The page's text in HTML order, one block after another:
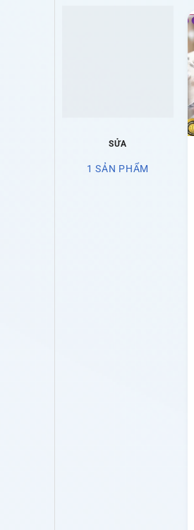
SỬA
1 SẢN PHẨM